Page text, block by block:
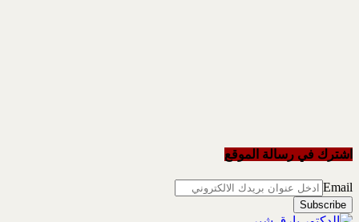
اشترك في رسالة الموقع
Email